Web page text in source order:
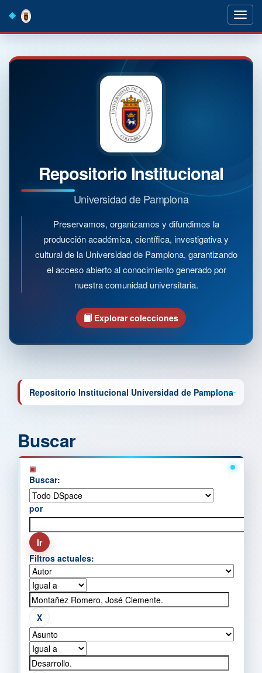
navigation
Repositorio Institucional
Universidad de Pamplona
Preservamos, organizamos y difundimos la
producción académica, científica, investigativa y
cultural de la Universidad de Pamplona, garantizando
el acceso abierto al conocimiento generado por
nuestra comunidad universitaria.
Explorar colecciones
Repositorio Institucional Universidad de Pamplona
Buscar
Buscar:
por
Filtros actuales: